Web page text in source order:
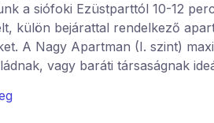
a siófoki Ezüstparttól 10-12
külön bejárattal rendelkező
A Nagy Apartman (I. szint)
vagy baráti társaságnak
két fürdőszobával, nagy